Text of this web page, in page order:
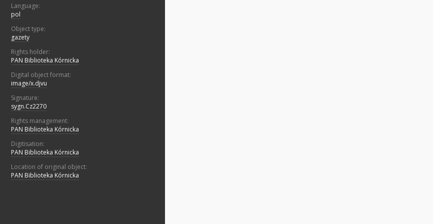
Language:
pol
Object type:
gazety
Rights holder:
PAN Biblioteka Kórnicka
Digital object format:
image/x.djvu
Signature:
sygn.Cz2270
Rights management:
PAN Biblioteka Kórnicka
Digitisation:
PAN Biblioteka Kórnicka
Location of original object:
PAN Biblioteka Kórnicka